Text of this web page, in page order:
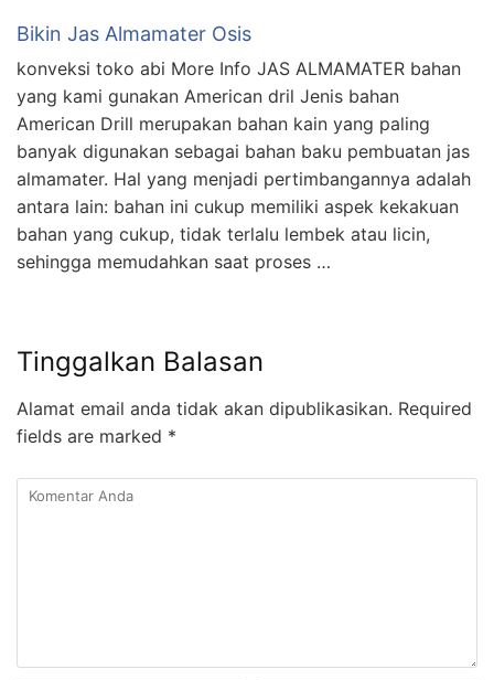
Bikin Jas Almamater Osis
konveksi toko abi More Info JAS ALMAMATER bahan
yang kami gunakan American dril Jenis bahan
American Drill merupakan bahan kain yang paling
banyak digunakan sebagai bahan baku pembuatan jas
almamater. Hal yang menjadi pertimbangannya adalah
antara lain: bahan ini cukup memiliki aspek kekakuan
bahan yang cukup, tidak terlalu lembek atau licin,
sehingga memudahkan saat proses …
Tinggalkan Balasan
Alamat email anda tidak akan dipublikasikan. Required
fields are marked *